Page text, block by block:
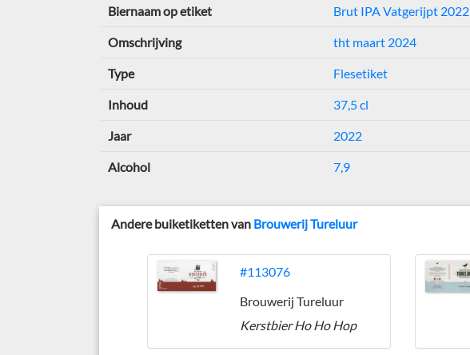
Biernaam op etiket Brut IPA Vatgerijpt 2022
Omschrijving tht maart 2024
Type Flesetiket
Inhoud 37,5 cl
Jaar 2022
Alcohol 7,9
Andere buiketiketten van Brouwerij Tureluur
#113076
Brouwerij Tureluur
Kerstbier Ho Ho Hop